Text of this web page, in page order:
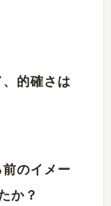
的確さは
のイメー
か？